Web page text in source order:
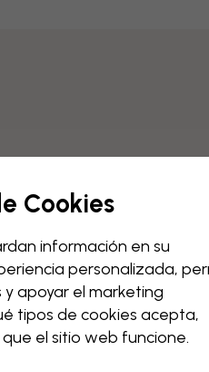
de 45 cm
Cookies
información en su
personalizada,
apoyar el marketing
tipos de cookies acepta,
el sitio web funcione.